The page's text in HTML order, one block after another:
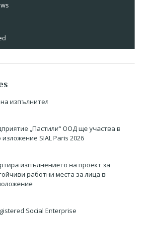
изпълнител
„Пастили“ ООД ще участва в
SIAL Paris 2026
изпълнението на проект за
работни места за лица в
Social Enterprise